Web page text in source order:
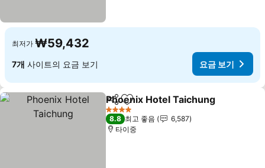
최저가 ₩59,432
7개 사이트의 요금 보기 요금 보기
공유 즐겨찾기에 추가
Phoenix Hotel Taichung
4 성급
8.8 최고 좋음
6,587
타이중